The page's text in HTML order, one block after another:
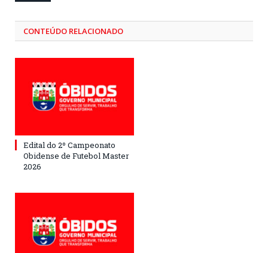
CONTEÚDO RELACIONADO
Edital do 2º Campeonato
Obidense de Futebol Master
2026